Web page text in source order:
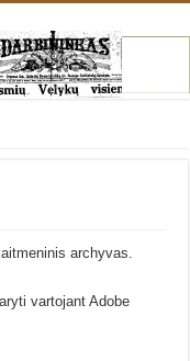
archyvas.
vartojant Adobe